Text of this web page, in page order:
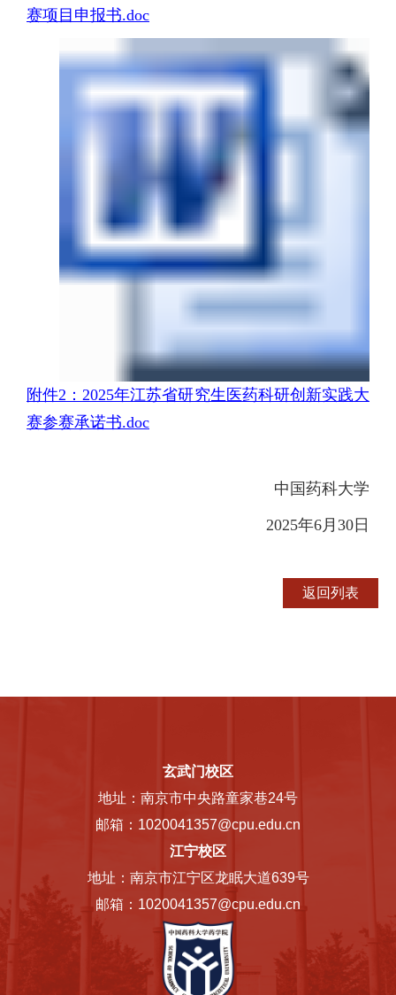
赛项目申报书.doc
附件2：2025年江苏省研究生医药科研创新实践大
赛参赛承诺书.doc
中国药科大学
2025年6月30日
玄武门校区
地址：南京市中央路童家巷24号
邮箱：1020041357@cpu.edu.cn
江宁校区
地址：南京市江宁区龙眠大道639号
邮箱：1020041357@cpu.edu.cn